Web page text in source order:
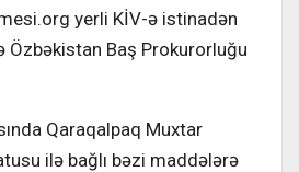
yerli KİV-ə istinadən
Özbəkistan Baş Prokurorluğu
Qaraqalpaq Muxtar
ilə bağlı bəzi maddələrə